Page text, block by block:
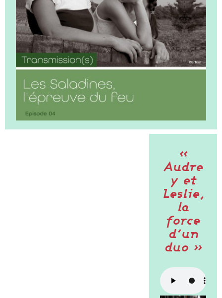
«
Audre
y et
Leslie,
la
force
d’un
duo »